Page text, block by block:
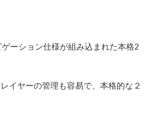
ーション仕様が組み込まれた本格2
イヤーの管理も容易で、本格的な２